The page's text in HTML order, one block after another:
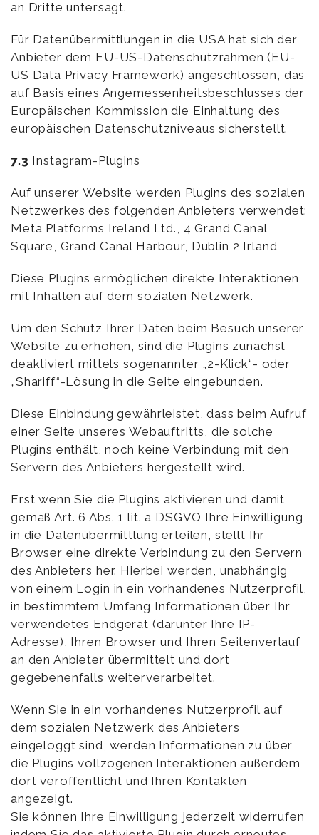
an Dritte untersagt.
Für Datenübermittlungen in die USA hat sich der
Anbieter dem EU-US-Datenschutzrahmen (EU-
US Data Privacy Framework) angeschlossen, das
auf Basis eines Angemessenheitsbeschlusses der
Europäischen Kommission die Einhaltung des
europäischen Datenschutzniveaus sicherstellt.
7.3 Instagram-Plugins
Auf unserer Website werden Plugins des sozialen
Netzwerkes des folgenden Anbieters verwendet:
Meta Platforms Ireland Ltd., 4 Grand Canal
Square, Grand Canal Harbour, Dublin 2 Irland
Diese Plugins ermöglichen direkte Interaktionen
mit Inhalten auf dem sozialen Netzwerk.
Um den Schutz Ihrer Daten beim Besuch unserer
Website zu erhöhen, sind die Plugins zunächst
deaktiviert mittels sogenannter „2-Klick“- oder
„Shariff“-Lösung in die Seite eingebunden.
Diese Einbindung gewährleistet, dass beim Aufruf
einer Seite unseres Webauftritts, die solche
Plugins enthält, noch keine Verbindung mit den
Servern des Anbieters hergestellt wird.
Erst wenn Sie die Plugins aktivieren und damit
gemäß Art. 6 Abs. 1 lit. a DSGVO Ihre Einwilligung
in die Datenübermittlung erteilen, stellt Ihr
Browser eine direkte Verbindung zu den Servern
des Anbieters her. Hierbei werden, unabhängig
von einem Login in ein vorhandenes Nutzerprofil,
in bestimmtem Umfang Informationen über Ihr
verwendetes Endgerät (darunter Ihre IP-
Adresse), Ihren Browser und Ihren Seitenverlauf
an den Anbieter übermittelt und dort
gegebenenfalls weiterverarbeitet.
Wenn Sie in ein vorhandenes Nutzerprofil auf
dem sozialen Netzwerk des Anbieters
eingeloggt sind, werden Informationen zu über
die Plugins vollzogenen Interaktionen außerdem
dort veröffentlicht und Ihren Kontakten
angezeigt.
Sie können Ihre Einwilligung jederzeit widerrufen